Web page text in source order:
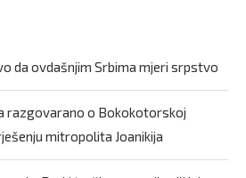
da ovdašnjim Srbima mjeri srpstvo
razgovarano o Bokokotorskoj
mitropolita Joanikija